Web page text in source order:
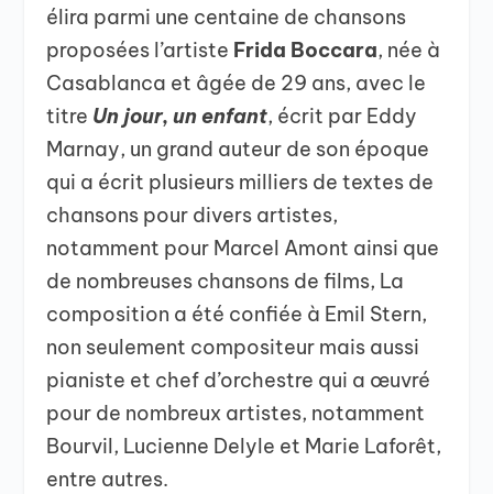
élira parmi une centaine de chansons
proposées l’artiste Frida Boccara, née à
Casablanca et âgée de 29 ans, avec le
titre Un jour, un enfant, écrit par Eddy
Marnay, un grand auteur de son époque
qui a écrit plusieurs milliers de textes de
chansons pour divers artistes,
notamment pour Marcel Amont ainsi que
de nombreuses chansons de films, La
composition a été confiée à Emil Stern,
non seulement compositeur mais aussi
pianiste et chef d’orchestre qui a œuvré
pour de nombreux artistes, notamment
Bourvil, Lucienne Delyle et Marie Laforêt,
entre autres.